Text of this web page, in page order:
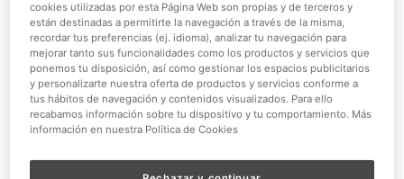
parques zoológicos y de naturaleza de referencia en
España. Desde su apertura en 2001, el parque ha
acercado el mundo animal a través de ecosistemas
inmersivos, experiencias educativas y programas de
conservación, superando los 10 millones de visitantes y
recibiendo a más de un millón y medio de escolares a lo
cookies utilizadas por esta Página Web son propias y de terceros y
están destinadas a permitirte la navegación a través de la misma,
recordar tus preferencias (ej. idioma), analizar tu navegación para
mejorar tanto sus funcionalidades como los productos y servicios que
ponemos tu disposición, así como gestionar los espacios publicitarios
y personalizarte nuestra oferta de productos y servicios conforme a
tus hábitos de navegación y contenidos visualizados. Para ello
recabamos información sobre tu dispositivo y tu comportamiento. Más
información en nuestra Política de Cookies